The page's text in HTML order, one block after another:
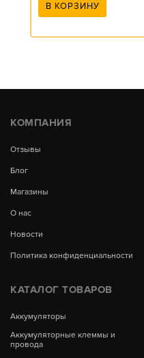
В КОРЗИНУ
КОМПАНИЯ
Отзывы
Блог
Магазины
О нас
Новости
Политика конфиденциальности
КАТАЛОГ ТОВАРОВ
Аккумуляторы
Аккумуляторные клеммы и
провода